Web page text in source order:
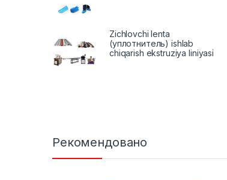
Zichlovchi lenta
(уплотнитель) ishlab
chiqarish ekstruziya liniyasi
Рекомендовано